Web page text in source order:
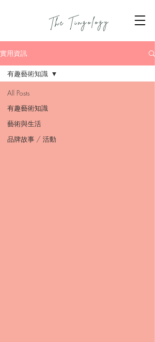
實用資訊
All Posts
有趣藝術知識
藝術與生活
品牌故事 / 活動
有趣藝術知識